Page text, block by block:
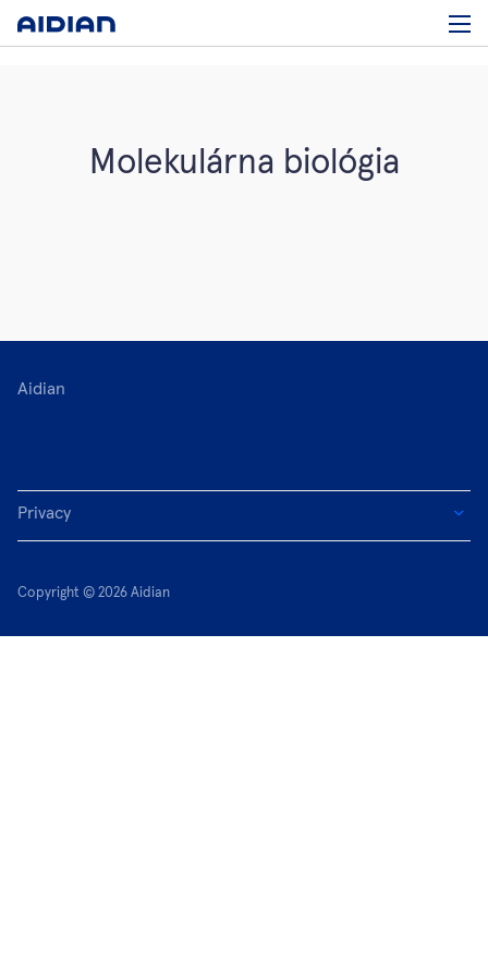
Molekulárna biológia
Aidian
Privacy
Copyright © 2026 Aidian